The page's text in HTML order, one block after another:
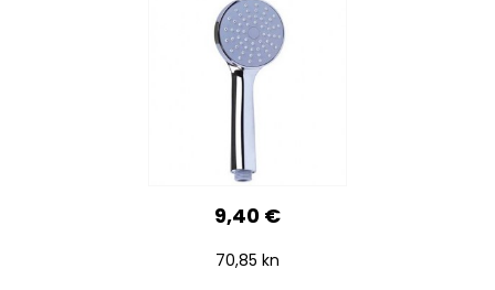
9,40 €
70,85 kn